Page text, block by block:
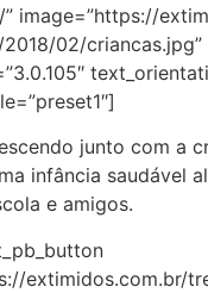
image=”https://
02/criancas.jpg”
junto com a
infância saudável
e amigos.
extimidos.com.br/